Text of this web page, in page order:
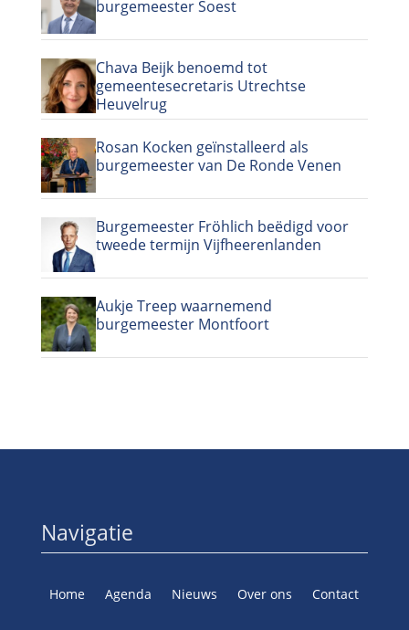
burgemeester Soest
Chava Beijk benoemd tot
gemeentesecretaris Utrechtse
Heuvelrug
Rosan Kocken geïnstalleerd als
burgemeester van De Ronde Venen
Burgemeester Fröhlich beëdigd voor
tweede termijn Vijfheerenlanden
Aukje Treep waarnemend
burgemeester Montfoort
Navigatie
Home Agenda Nieuws Over ons Contact